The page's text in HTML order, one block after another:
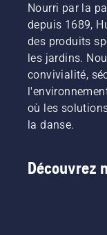
Nourri par la
depuis 1689,
des produits
les jardins.
convivialité,
où les
la danse.
Découvrez